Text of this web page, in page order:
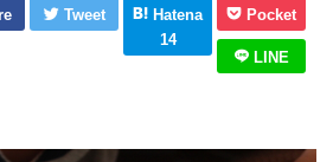
Tweet
Hatena
14
Pocket
LINE